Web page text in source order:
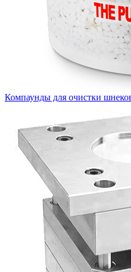
Компаунды для очистки